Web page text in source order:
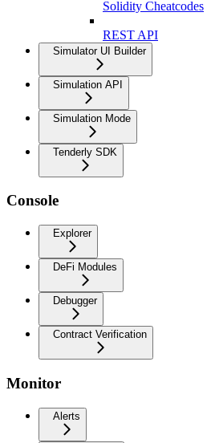
Solidity Cheatcodes
REST API
Simulator UI Builder
Simulation API
Simulation Mode
Tenderly SDK
Console
Explorer
DeFi Modules
Debugger
Contract Verification
Monitor
Alerts